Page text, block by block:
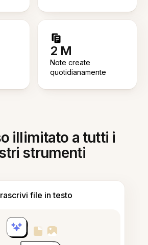
2 M
Note create
quotidianamente
illimitato a tutti i
strumenti
file in testo